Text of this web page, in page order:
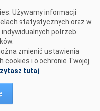
Używamy informacji
statystycznych oraz w
potrzeb
zmienić ustawienia
cookies i o ochronie Twojej
tutaj